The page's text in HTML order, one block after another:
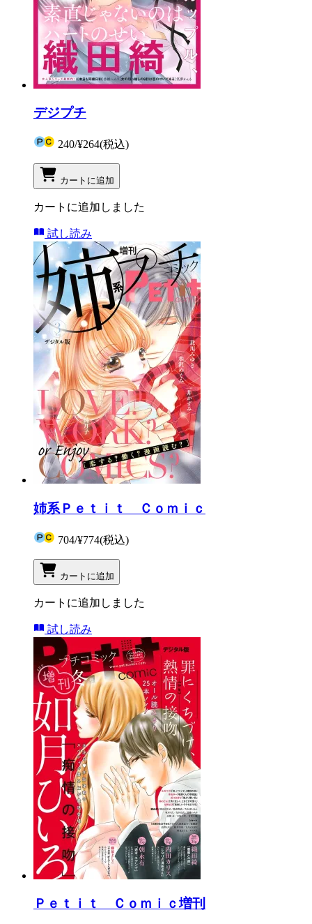
デジプチ
240/¥264(税込)
カートに追加
カートに追加しました
試し読み
姉系Ｐｅｔｉｔ Ｃｏｍｉｃ
704/¥774(税込)
カートに追加
カートに追加しました
試し読み
Ｐｅｔｉｔ Ｃｏｍｉｃ増刊